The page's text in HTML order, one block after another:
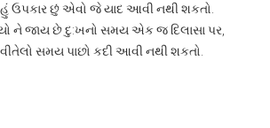
ઉપકાર છું એવો જે યાદ આવી નથી શકતો.
ને જાય છે દુ:ખનો સમય એક જ દિલાસા પર,
સમય પાછો કદી આવી નથી શકતો.